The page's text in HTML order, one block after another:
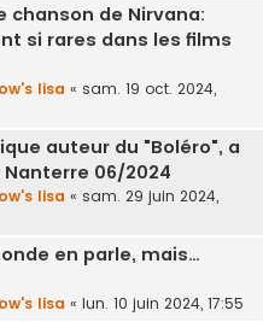
chanson de Nirvana:
si rares dans les films
lisa « sam. 19 oct. 2024,
auteur du "Boléro", a
06/2024
lisa « sam. 29 juin 2024,
en parle, mais…
lisa « lun. 10 juin 2024, 17:55